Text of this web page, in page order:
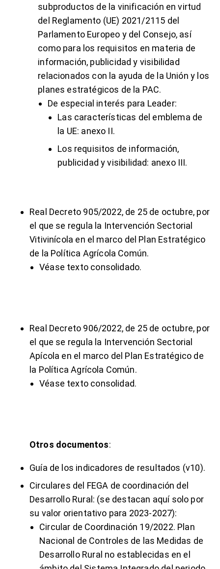
subproductos de la vinificación en virtud
del Reglamento (UE) 2021/2115 del
Parlamento Europeo y del Consejo, así
como para los requisitos en materia de
información, publicidad y visibilidad
relacionados con la ayuda de la Unión y los
planes estratégicos de la PAC.
De especial interés para Leader:
Las características del emblema de
la UE: anexo II.
Los requisitos de información,
publicidad y visibilidad: anexo III.
Real Decreto 905/2022, de 25 de octubre, por
el que se regula la Intervención Sectorial
Vitivinícola en el marco del Plan Estratégico
de la Política Agrícola Común.
Véase texto consolidado.
Real Decreto 906/2022, de 25 de octubre, por
el que se regula la Intervención Sectorial
Apícola en el marco del Plan Estratégico de
la Política Agrícola Común.
Véase texto consolidad.
Otros documentos:
Guía de los indicadores de resultados (v10).
Circulares del FEGA de coordinación del
Desarrollo Rural : (se destacan aquí solo por
su valor orientativo para 2023-2027):
Circular de Coordinación 19/2022. Plan
Nacional de Controles de las Medidas de
Desarrollo Rural no establecidas en el